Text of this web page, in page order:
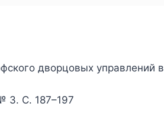
дворцовых управлений в
3. С. 187–197